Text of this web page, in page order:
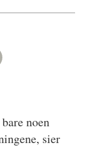
noen
sier